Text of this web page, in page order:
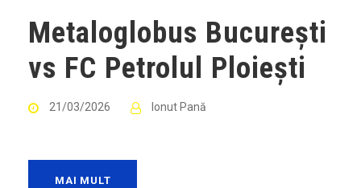
Metaloglobus București
vs FC Petrolul Ploiești
21/03/2026 Ionut Pană
MAI MULT